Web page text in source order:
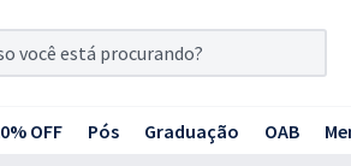
OFF Pós Graduação OAB